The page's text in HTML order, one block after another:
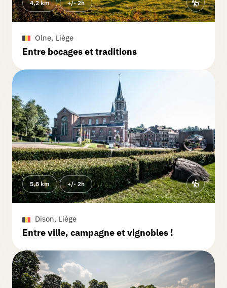
4,2 km +/- 2h
Olne, Liège
Entre bocages et traditions
5,8 km +/- 2h
Dison, Liège
Entre ville, campagne et vignobles !